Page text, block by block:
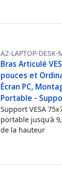
A2-LAPTOP-DESK-
Bras Articulé
pouces et
Écran PC,
Portable -
Support VESA
portable jusqu'à
de la hauteur